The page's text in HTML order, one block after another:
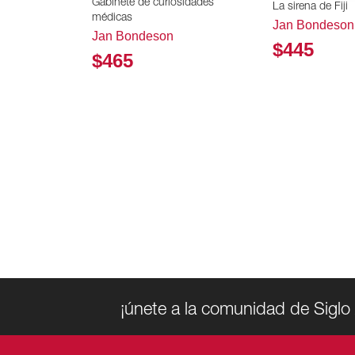
Gabinete de curiosidades
médicas
Jan Bondeson
$465
La sirena de Fiji
Jan Bondeson
$445
¡únete a la comunidad de Siglo